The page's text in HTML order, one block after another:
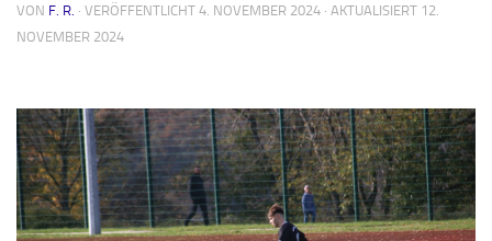
VON F. R. · VERÖFFENTLICHT 4. NOVEMBER 2024 · AKTUALISIERT 12.
NOVEMBER 2024